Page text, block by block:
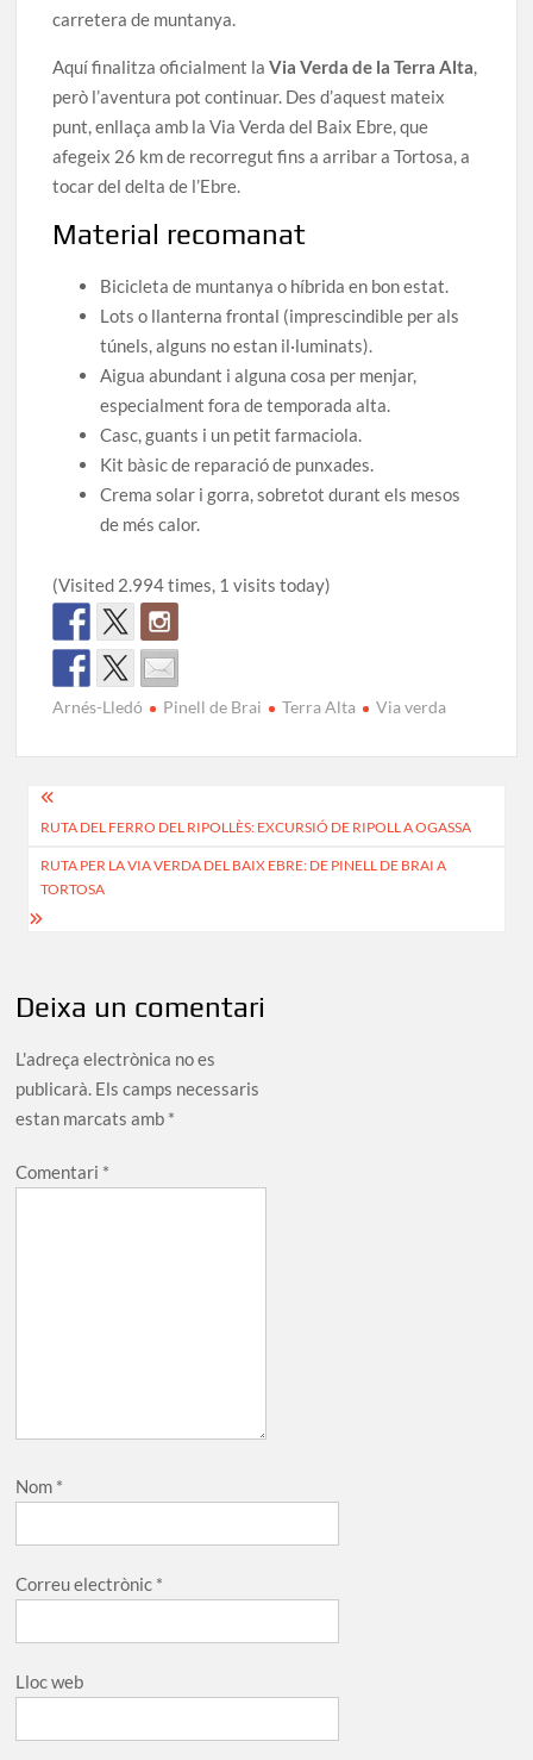
carretera de muntanya.
Aquí finalitza oficialment laVia Verda de la Terra Alta,
però l’aventura pot continuar. Des d’aquest mateix
punt, enllaça amb la Via Verda del Baix Ebre, que
afegeix 26 km de recorregut fins a arribar a Tortosa, a
tocar del delta de l’Ebre.
Material recomanat
Bicicleta de muntanya o híbrida en bon estat.
Lots o llanterna frontal (imprescindible per als
túnels, alguns no estan il·luminats).
Aigua abundant i alguna cosa per menjar,
especialment fora de temporada alta.
Casc, guants i un petit farmaciola.
Kit bàsic de reparació de punxades.
Crema solar i gorra, sobretot durant els mesos
de més calor.
(Visited 2.994 times, 1 visits today)
Arnés-Lledó Pinell de Brai Terra Alta Via verda
Navegació
d'entrades
RUTA DEL FERRO DEL RIPOLLÈS: EXCURSIÓ DE RIPOLL A OGASSA
RUTA PER LA VIA VERDA DEL BAIX EBRE: DE PINELL DE BRAI A
TORTOSA
Deixa un comentari
L'adreça electrònica no es
publicarà. Els camps necessaris
estan marcats amb *
Comentari *
Nom *
Correu electrònic *
Lloc web